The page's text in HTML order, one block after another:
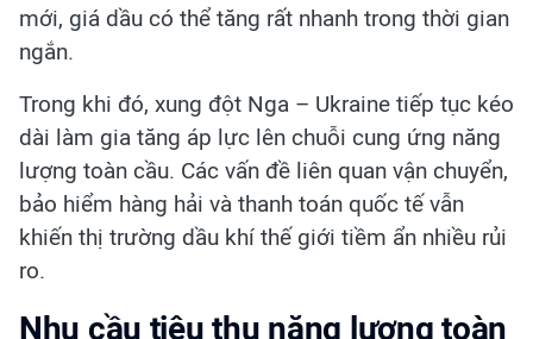
mới, giá dầu có thể tăng rất nhanh trong thời gian
ngắn.
Trong khi đó, xung đột Nga – Ukraine tiếp tục kéo
dài làm gia tăng áp lực lên chuỗi cung ứng năng
lượng toàn cầu. Các vấn đề liên quan vận chuyển,
bảo hiểm hàng hải và thanh toán quốc tế vẫn
khiến thị trường dầu khí thế giới tiềm ẩn nhiều rủi
ro.
Nhu cầu tiêu thụ năng lượng toàn